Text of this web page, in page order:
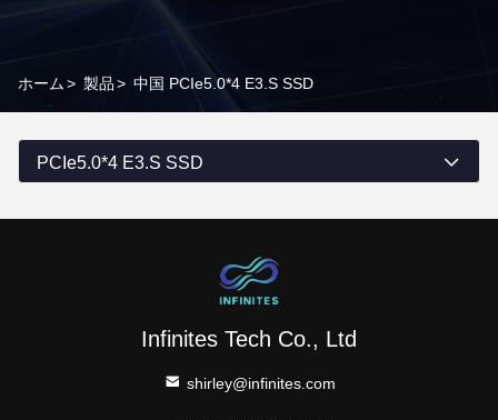
ホーム> 製品> 中国 PCIe5.0*4 E3.S SSD
PCIe5.0*4 E3.S SSD
Infinites Tech Co., Ltd
shirley@infinites.com